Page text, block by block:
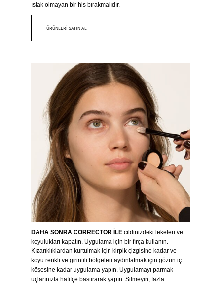
ıslak olmayan bir his bırakmalıdır.
ÜRÜNLERİ SATIN AL
DAHA SONRA CORRECTOR İLEcildinizdeki lekeleri ve
koyulukları kapatın. Uygulama için bir fırça kullanın.
Kızarıklıklardan kurtulmak için kirpik çizgisine kadar ve
koyu renkli ve girintili bölgeleri aydınlatmak için gözün iç
köşesine kadar uygulama yapın. Uygulamayı parmak
uçlarınızla hafifçe bastırarak yapın. Silmeyin, fazla